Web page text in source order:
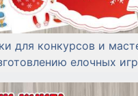
для конкурсов и
елочных